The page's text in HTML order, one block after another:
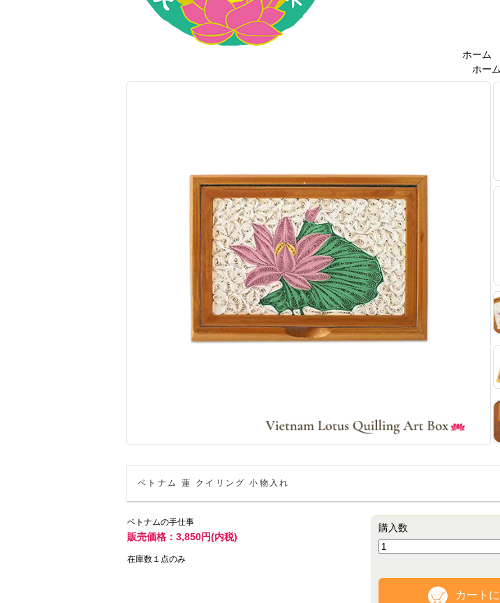
ホーム
ホーム
ホーム
>
ベトナム 蓮 クイリング 小物入れ
ベトナムの手仕事
販売価格：3,850円(内税)
在庫数１点のみ
購入数
カート